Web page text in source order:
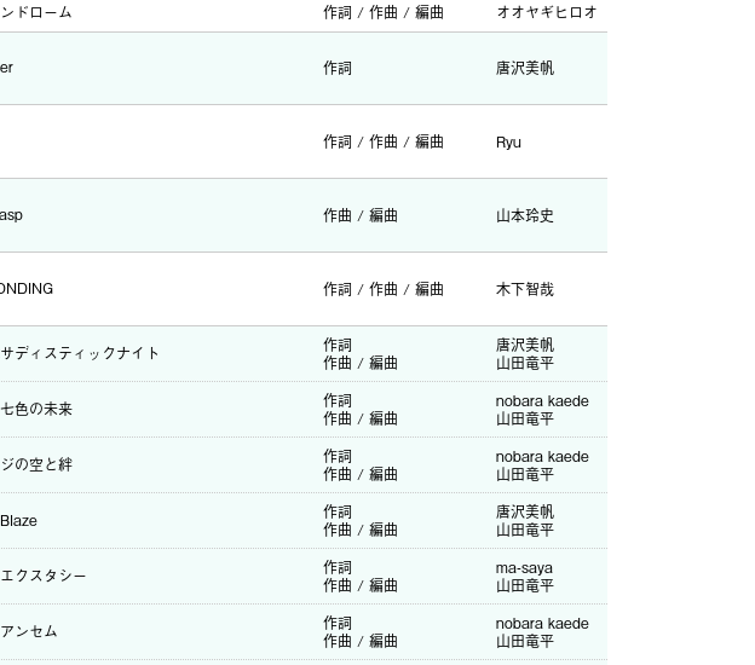
ドローム 作詞 / 作曲 / 編曲 オオヤギヒロオ
作詞 唐沢美帆
作詞 / 作曲 / 編曲 Ryu
作曲 / 編曲 山本玲史
作詞 / 作曲 / 編曲 木下智哉
ディスティックナイト 作詞
唐沢美帆
作曲 / 編曲
山田竜平
色の未来 作詞
nobara kaede
作曲 / 編曲
山田竜平
の空と絆 作詞
nobara kaede
作曲 / 編曲
山田竜平
作詞
唐沢美帆
作曲 / 編曲
山田竜平
クスタシー 作詞
ma-saya
作曲 / 編曲
山田竜平
ンセム 作詞
nobara kaede
作曲 / 編曲
山田竜平